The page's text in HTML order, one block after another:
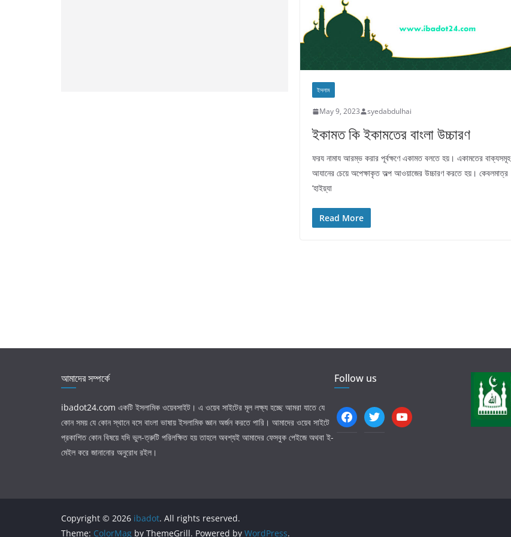
ইসলাম
May 9, 2023 syedabdulhai
ইকামত কি ইকামতের বাংলা উচ্চারণ
ফরয নামায আরম্ভ করার পূর্বক্ষণে একামত বলতে হয়। একামতের বাক্যসমূহ
আযানের চেয়ে অপেক্ষাকৃত অল্প আওয়াজের উচ্চারণ করতে হয়। কেবলমাত্র
‘হাইয়্যা
Read More
আমাদের সম্পর্কে
ibadot24.com একটি ইসলামিক ওয়েবসাইট। এ ওয়েব সাইটের মূল লক্ষ্য হচ্ছে আমরা যাতে যে
কোন সময় যে কোন স্থানে বসে বাংলা ভাষায় ইসলামিক জ্ঞান অর্জন করতে পারি। আমাদের ওয়েব সাইটে
প্রকাশিত কোন বিষয়ে যদি ভুল-ত্রুটি পরিলক্ষিত হয় তাহলে অবশ্যই আমাদের ফেসবুক পেইজে অথবা ই-
মেইল করে জানানোর অনুরোধ রইল।
Follow us
facebooktwitter youtube
Copyright © 2026 ibadot. All rights reserved.
Theme: ColorMag by ThemeGrill. Powered by WordPress.